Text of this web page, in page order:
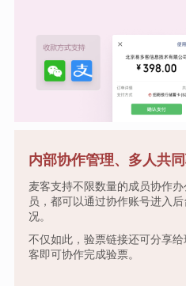
内部协作管理、多人共
麦客支持不限数量的成员协作
员，都可以通过协作账号进入
况。
不仅如此，验票链接还可分享
客即可协作完成验票。